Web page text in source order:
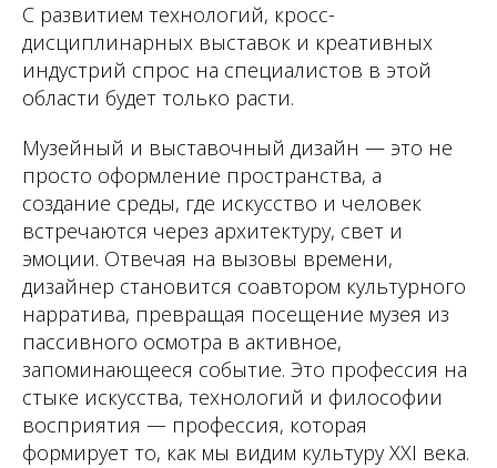
С развитием технологий, кросс-
дисциплинарных выставок и креативных
индустрий спрос на специалистов в этой
области будет только расти.
Музейный и выставочный дизайн — это не
просто оформление пространства, а
создание среды, где искусство и человек
встречаются через архитектуру, свет и
эмоции. Отвечая на вызовы времени,
дизайнер становится соавтором культурного
нарратива, превращая посещение музея из
пассивного осмотра в активное,
запоминающееся событие. Это профессия на
стыке искусства, технологий и философии
восприятия — профессия, которая
формирует то, как мы видим культуру XXI века.